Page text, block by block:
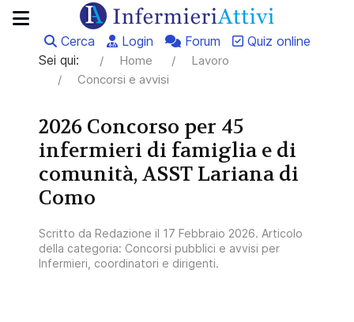
Cerca Login Forum
Quiz online
Sei qui:
Home
Lavoro
Concorsi e avvisi
2026 Concorso per 45
infermieri di famiglia e di
comunità, ASST Lariana di
Como
Scritto da Redazione il 17 Febbraio 2026. Articolo
della categoria: Concorsi pubblici e avvisi per
Infermieri, coordinatori e dirigenti.